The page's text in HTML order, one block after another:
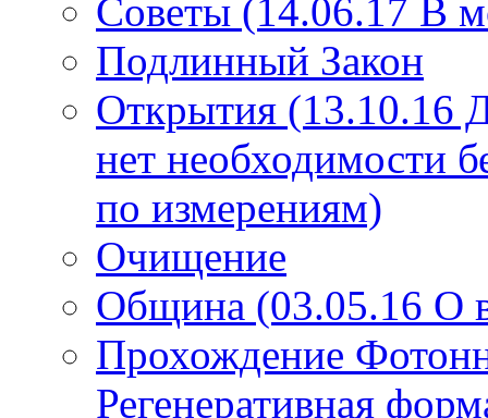
Советы (14.06.17 В
Подлинный Закон
Открытия (13.10.16
нет необходимости
по измерениям)
Очищение
Община (03.05.16 О
Прохождение
Регенеративная